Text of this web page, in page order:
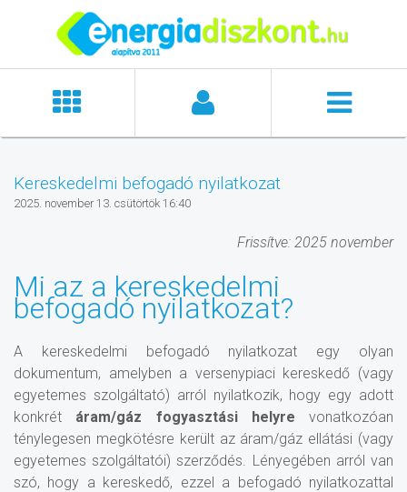
Kereskedelmi befogadó nyilatkozat
2025. november 13. csütörtök 16:40
Frissítve: 2025 november
Mi az a kereskedelmi
befogadó nyilatkozat?
A kereskedelmi befogadó nyilatkozat egy olyan
dokumentum, amelyben a versenypiaci kereskedő (vagy
egyetemes szolgáltató) arról nyilatkozik, hogy egy adott
konkrét áram/gáz fogyasztási helyre vonatkozóan
ténylegesen megkötésre került az áram/gáz ellátási (vagy
egyetemes szolgáltatói) szerződés. Lényegében arról van
szó, hogy a kereskedő, ezzel a befogadó nyilatkozattal